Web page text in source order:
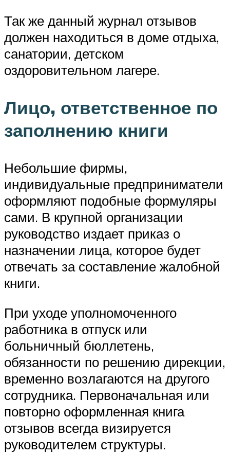
Так же данный журнал отзывов
должен находиться в доме отдыха,
санатории, детском
оздоровительном лагере.
Лицо, ответственное по
заполнению книги
Небольшие фирмы,
индивидуальные предприниматели
оформляют подобные формуляры
сами. В крупной организации
руководство издает приказ о
назначении лица, которое будет
отвечать за составление жалобной
книги.
При уходе уполномоченного
работника в отпуск или
больничный бюллетень,
обязанности по решению дирекции,
временно возлагаются на другого
сотрудника. Первоначальная или
повторно оформленная книга
отзывов всегда визируется
руководителем структуры.